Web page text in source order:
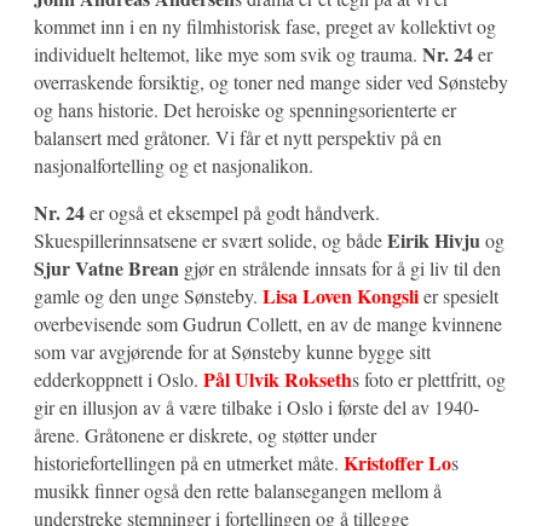
kommet inn i en ny filmhistorisk fase, preget av kollektivt og
individuelt heltemot, like mye som svik og trauma. Nr. 24er
overraskende forsiktig, og toner ned mange sider ved Sønsteby
og hans historie. Det heroiske og spenningsorienterte er
balansert med gråtoner. Vi får et nytt perspektiv på en
nasjonalfortelling og et nasjonalikon.
Nr. 24er også et eksempel på godt håndverk.
Skuespillerinnsatsene er svært solide, og bådeEirik Hivjuog
Sjur Vatne Brean gjør en strålende innsats for å gi liv til den
gamle og den unge Sønsteby. Lisa Loven Kongslier spesielt
overbevisende som Gudrun Collett, en av de mange kvinnene
som var avgjørende for at Sønsteby kunne bygge sitt
edderkoppnett i Oslo. Pål Ulvik Rokseths foto er plettfritt, og
gir en illusjon av å være tilbake i Oslo i første del av 1940-
årene. Gråtonene er diskrete, og støtter under
historiefortellingen på en utmerket måte. Kristoffer Los
musikk finner også den rette balansegangen mellom å
understreke stemninger i fortellingen og å tillegge